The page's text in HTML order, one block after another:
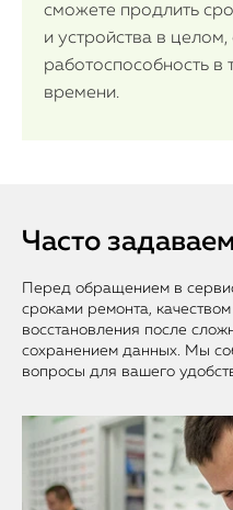
сможете продлить
и устройства в целом,
работоспособность в
времени.
Часто
Перед обращением в
сроками ремонта,
восстановления после
сохранением данных. Мы
вопросы для вашего